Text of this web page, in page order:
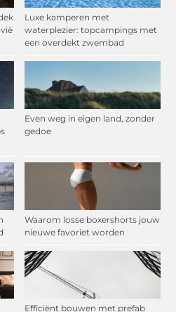
Luxe kamperen met
waterplezier: topcampings met
een overdekt zwembad
Even weg in eigen land, zonder
gedoe
Waarom losse boxershorts jouw
nieuwe favoriet worden
Efficiënt bouwen met prefab